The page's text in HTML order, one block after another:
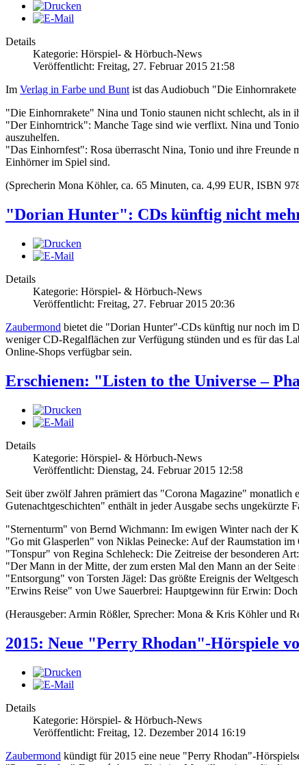
Details
Kategorie: Hörspiel- & Hörbuch-News
Veröffentlicht: Freitag, 27. Februar 2015 21:58
Im Verlag in Farbe und Bunt ist das Audiobuch "Die
"Die Einhornrakete" Nina und Tonio staunen nicht schlecht, als in
"Der Einhorntrick": Manche Tage sind wie verflixt. Nina und
auszuhelfen.
"Das Einhornfest": Rosa überrascht Nina, Tonio und ihre Freunde
Einhörner im Spiel sind.
(Sprecherin Mona Köhler, ca. 65 Minuten, ca. 4,99 EUR, ISBN
"Dorian Hunter": CDs künftig nicht
Details
Kategorie: Hörspiel- & Hörbuch-News
Veröffentlicht: Freitag, 27. Februar 2015 20:36
Zaubermond bietet die "Dorian Hunter"-CDs künftig nur noch im
weniger CD-Regalflächen zur Verfügung stünden und es für das
Online-Shops verfügbar sein.
Erschienen: "Listen to the Universe –
Details
Kategorie: Hörspiel- & Hörbuch-News
Veröffentlicht: Dienstag, 24. Februar 2015 12:58
Seit über zwölf Jahren prämiert das "Corona Magazine"
Gutenachtgeschichten" enthält in jeder Ausgabe sechs ungekürzte
"Sternenturm" von Bernd Wichmann: Im ewigen Winter nach der
"Go mit Glasperlen" von Niklas Peinecke: Auf der Raumstation
"Tonspur" von Regina Schleheck: Die Zeitreise der besonderen
"Der Mann in der Mitte, der zum ersten Mal den Mann an der
"Entsorgung" von Torsten Jägel: Das größte Ereignis der
"Erwins Reise" von Uwe Sauerbrei: Hauptgewinn für Erwin: Doch
(Herausgeber: Armin Rößler, Sprecher: Mona & Kris Köhler und
2015: Neue "Perry Rhodan"-Hörspiele
Details
Kategorie: Hörspiel- & Hörbuch-News
Veröffentlicht: Freitag, 12. Dezember 2014 16:19
Zaubermond kündigt für 2015 eine neue "Perry Rhodan"-